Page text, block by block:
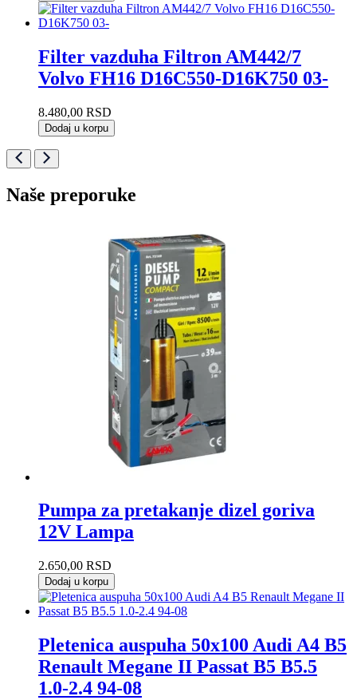
Filter vazduha Filtron AM442/7
Volvo FH16 D16C550-D16K750 03-
8.480,00 RSD
Dodaj u korpu
Naše preporuke
Pumpa za pretakanje dizel goriva
12V Lampa
2.650,00 RSD
Dodaj u korpu
Pletenica auspuha 50x100 Audi A4 B5
Renault Megane II Passat B5 B5.5
1.0-2.4 94-08